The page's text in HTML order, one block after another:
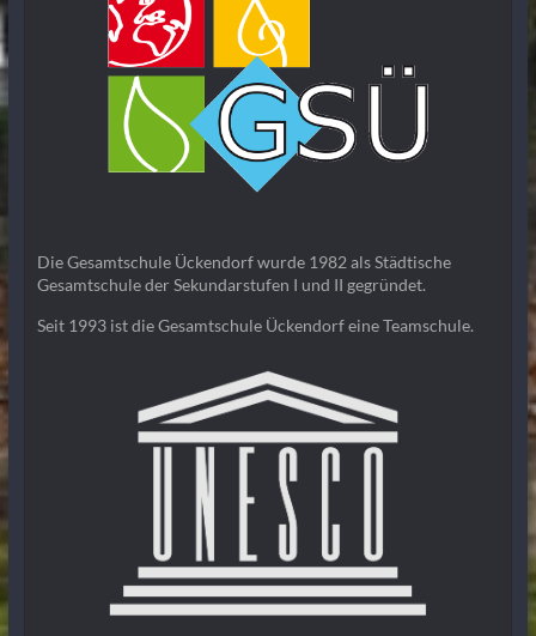
Die Gesamtschule Ückendorf wurde 1982 als Städtische
Gesamtschule der Sekundarstufen I und II gegründet.
Seit 1993 ist die Gesamtschule Ückendorf eine Teamschule.